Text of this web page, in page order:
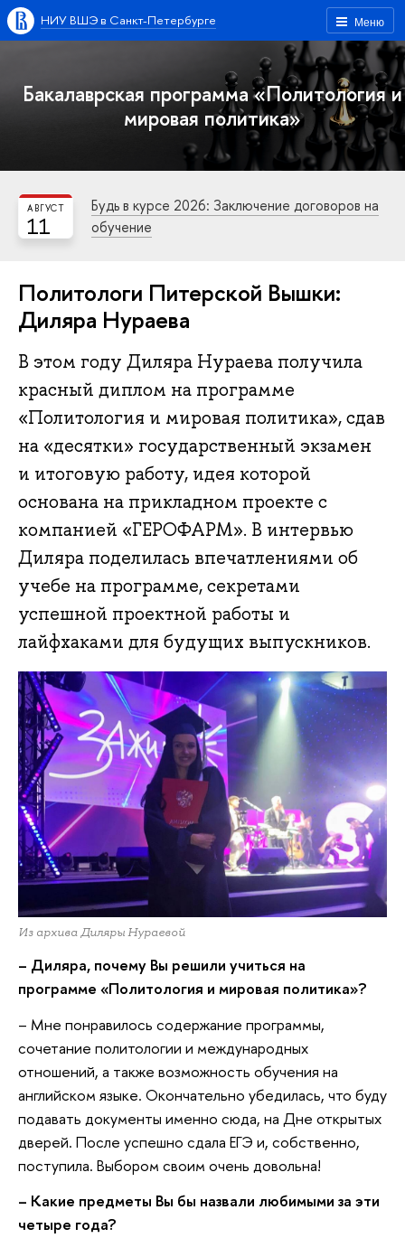
Меню
НИУ ВШЭ в Санкт-Петербурге
Бакалаврская программа «Политология и
мировая политика»
11
АВГУСТ
Будь в курсе 2026: Заключение договоров на
обучение
Политологи Питерской Вышки:
Диляра Нураева
В этом году Диляра Нураева получила
красный диплом на программе
«Политология и мировая политика», сдав
на «десятки» государственный экзамен
и итоговую работу, идея которой
основана на прикладном проекте с
компанией «ГЕРОФАРМ». В интервью
Диляра поделилась впечатлениями об
учебе на программе, секретами
успешной проектной работы и
лайфхаками для будущих выпускников.
Из архива Диляры Нураевой
– Диляра, почему Вы решили учиться на
программе «Политология и мировая политика»?
– Мне понравилось содержание программы,
сочетание политологии и международных
отношений, а также возможность обучения на
английском языке. Окончательно убедилась, что буду
подавать документы именно сюда, на Дне открытых
дверей. После успешно сдала ЕГЭ и, собственно,
поступила. Выбором своим очень довольна!
– Какие предметы Вы бы назвали любимыми за эти
четыре года?